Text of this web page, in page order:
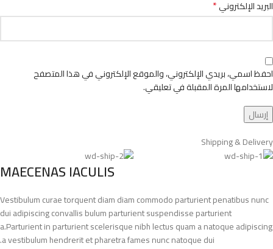
البريد الإلكتروني*
احفظ اسمي، بريدي الإلكتروني، والموقع الإلكتروني في هذا المتصفح
لاستخدامها المرة المقبلة في تعليقي.
Shipping & Delivery
MAECENAS IACULIS
Vestibulum curae torquent diam diam commodo parturient penatibus nunc
dui adipiscing convallis bulum parturient suspendisse parturient
a.Parturient in parturient scelerisque nibh lectus quam a natoque adipiscing
a vestibulum hendrerit et pharetra fames nunc natoque dui.